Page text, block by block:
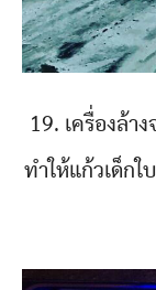
19. เครื่องล้า
ทำให้แก้วเด็ก